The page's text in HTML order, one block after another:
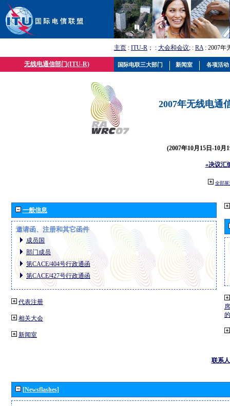
主页 : ITU-R ； : 大会和会议; : RA: 2007年
无线电通信部门(ITU-R)
2007年无线电通
(2007年10月15日-10月
«决议汇
全部展
一般信息
邀请函、注册和其它函件
成员国
部门成员
第CACE/404号行政通函
第CACE/427号行政通函
代表注册
相关大会
新闻室
联系人
[Newsflashes]
国际电联三大部门 新闻室 各项活动